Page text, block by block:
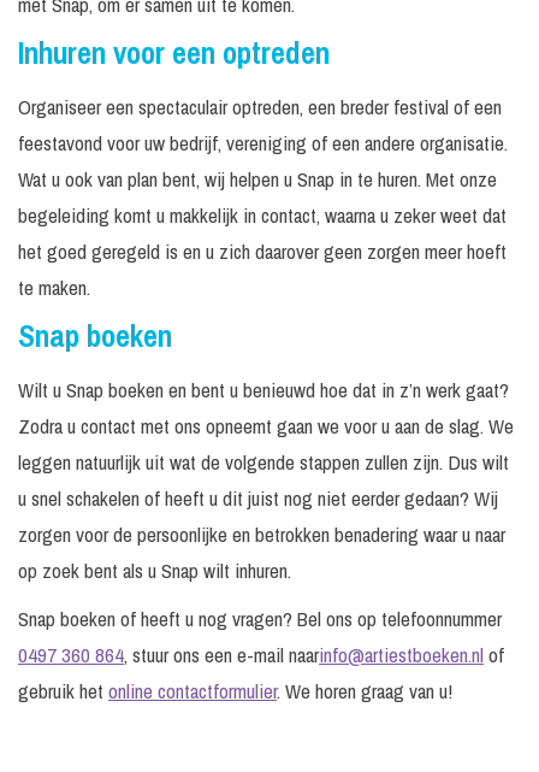
Inhuren voor een optreden
Organiseer een spectaculair optreden, een breder festival of een
feestavond voor uw bedrijf, vereniging of een andere organisatie.
Wat u ook van plan bent, wij helpen u Snap in te huren. Met onze
begeleiding komt u makkelijk in contact, waarna u zeker weet dat
het goed geregeld is en u zich daarover geen zorgen meer hoeft
te maken.
Snap boeken
Wilt u Snap boeken en bent u benieuwd hoe dat in z’n werk gaat?
Zodra u contact met ons opneemt gaan we voor u aan de slag. We
leggen natuurlijk uit wat de volgende stappen zullen zijn. Dus wilt
u snel schakelen of heeft u dit juist nog niet eerder gedaan? Wij
zorgen voor de persoonlijke en betrokken benadering waar u naar
op zoek bent als u Snap wilt inhuren.
Snap boeken of heeft u nog vragen? Bel ons op telefoonnummer
0497 360 864, stuur ons een e-mail naarinfo@artiestboeken.nlof
gebruik het online contactformulier. We horen graag van u!